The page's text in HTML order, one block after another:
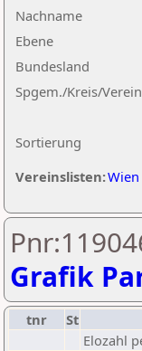
Nachname
Ebene
Sortierung
Bundesland
Spgem./Kreis/Verein
Vereinslisten:Wien
Grafik
tnr St
Elozahl